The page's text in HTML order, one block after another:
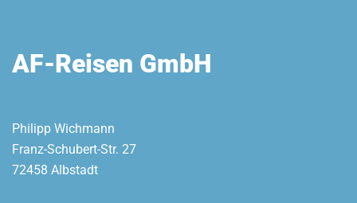
AF-Reisen GmbH
Philipp Wichmann
Franz-Schubert-Str. 27
72458 Albstadt